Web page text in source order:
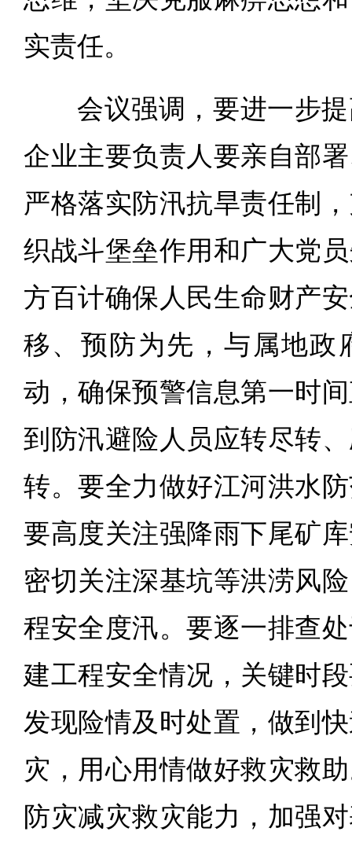
实责任。
会议强调，要进一步
企业主要负责人要亲自部
严格落实防汛抗旱责任制
织战斗堡垒作用和广大党
方百计确保人民生命财产
移、预防为先，与属地政
动，确保预警信息第一时
到防汛避险人员应转尽转
转。要全力做好江河洪水
要高度关注强降雨下尾矿
密切关注深基坑等洪涝风
程安全度汛。要逐一排查
建工程安全情况，关键时
发现险情及时处置，做到
灾，用心用情做好救灾救
防灾减灾救灾能力，加强